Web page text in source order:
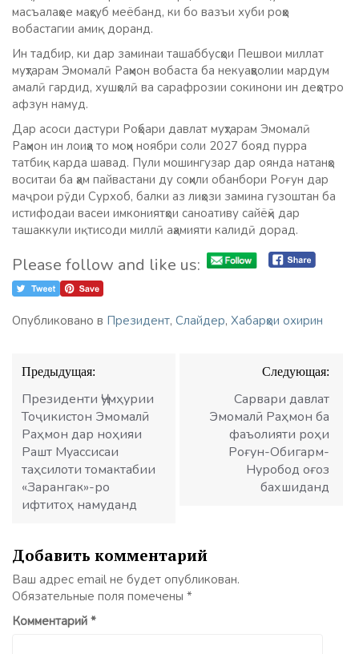
масъалаҳое маҳсуб меёбанд, ки бо вазъи хуби роҳҳо
вобастагии амиқ доранд.
Ин тадбир, ки дар заминаи ташаббусҳои Пешвои миллат
муҳтарам Эмомалӣ Раҳмон вобаста ба некуаҳволии мардум
амалӣ гардид, хушҳолӣ ва сарафрозии сокинони ин деҳотро
афзун намуд.
Дар асоси дастури Роҳбари давлат муҳтарам Эмомалӣ
Раҳмон ин лоиҳа то моҳи ноябри соли 2027 бояд пурра
татбиқ карда шавад. Пули мошингузар дар оянда натанҳо
воситаи ба ҳам пайвастани ду соҳили обанбори Роғун дар
маҷрои рӯди Сурхоб, балки аз лиҳози замина гузоштан ба
истифодаи васеи имкониятҳои саноативу сайёҳӣ дар
ташаккули иқтисоди миллӣ аҳамияти калидӣ дорад.
Please follow and like us:
Опубликовано в Президент, Слайдер, Хабарҳои охирин
Навигация
по
записям
Предыдущая:
Президенти Ҷумҳурии
Тоҷикистон Эмомалӣ
Раҳмон дар ноҳияи
Рашт Муассисаи
таҳсилоти томактабии
«Зарангак»-ро
ифтитоҳ намуданд
Следующая:
Сарвари давлат
Эмомалӣ Раҳмон ба
фаъолияти роҳи
Роғун-Обигарм-
Нуробод оғоз
бахшиданд
Добавить комментарий
Ваш адрес email не будет опубликован.
Обязательные поля помечены *
Комментарий *